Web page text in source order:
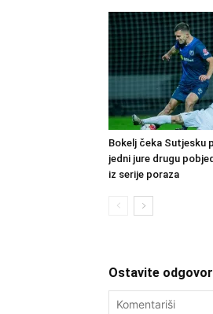
Bokelj čeka Sutjesku
jedni jure drugu
iz serije poraza
Ostavite odgovor